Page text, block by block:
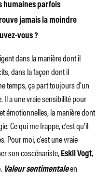
humaines parfois
jamais la moindre
vous ?
dans la manière dont il
dans la façon dont il
temps, ça part toujours d’un
a une vraie sensibilité pour
émotionnelles, la manière dont
Ce qui me frappe, c’est qu’il
Pour moi, c’est une vraie
son coscénariste, Eskil Vogt,
Valeur sentimentaleen